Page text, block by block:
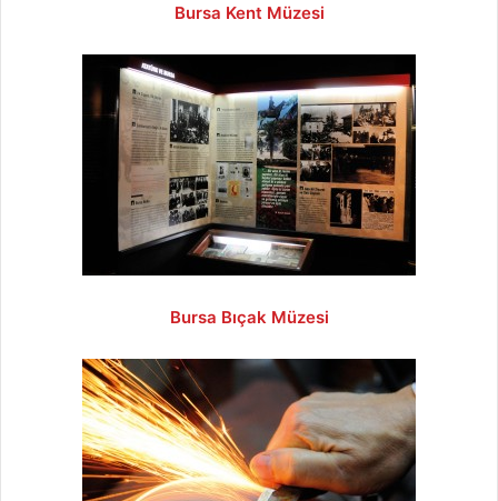
Bursa Kent Müzesi
Bursa Bıçak Müzesi